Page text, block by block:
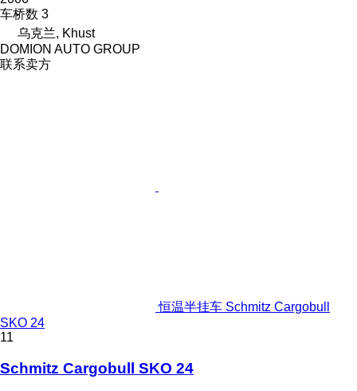
车桥数 3
乌克兰, Khust
DOMION AUTO GROUP
联系卖方
恒温半挂车 Schmitz Cargobull
SKO 24
11
Schmitz Cargobull SKO 24